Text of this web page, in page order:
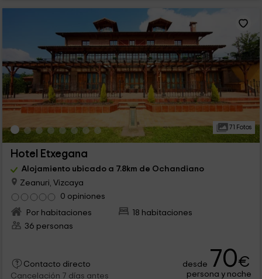
71 Fotos
Hotel Etxegana
Alojamiento ubicado a 7.8km de Ochandiano
Zeanuri, Vizcaya
0 opiniones
Por habitaciones
18 habitaciones
36 personas
Contacto directo
Cancelación 7 días antes
desde 70€
persona y noche